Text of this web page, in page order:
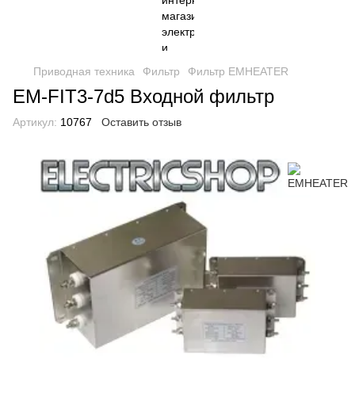
Приводная техника Фильтр Фильтр EMHEATER
EM-FIT3-7d5 Входной фильтр
Артикул: 10767 Оставить отзыв